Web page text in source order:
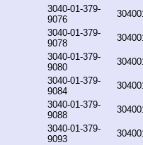
3040-01-379-
9076
3040-01-379-
9078
3040-01-379-
9080
3040-01-379-
9084
3040-01-379-
9088
3040-01-379-
9093